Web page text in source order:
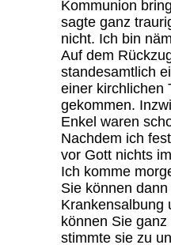
Kommunion
sagte ganz
nicht. Ich bin
Auf dem
standesamtlich
einer kirchlichen
gekommen.
Enkel waren
Nachdem ich
vor Gott nichts
Ich komme
Sie können
Krankensalbung
können Sie
stimmte sie zu